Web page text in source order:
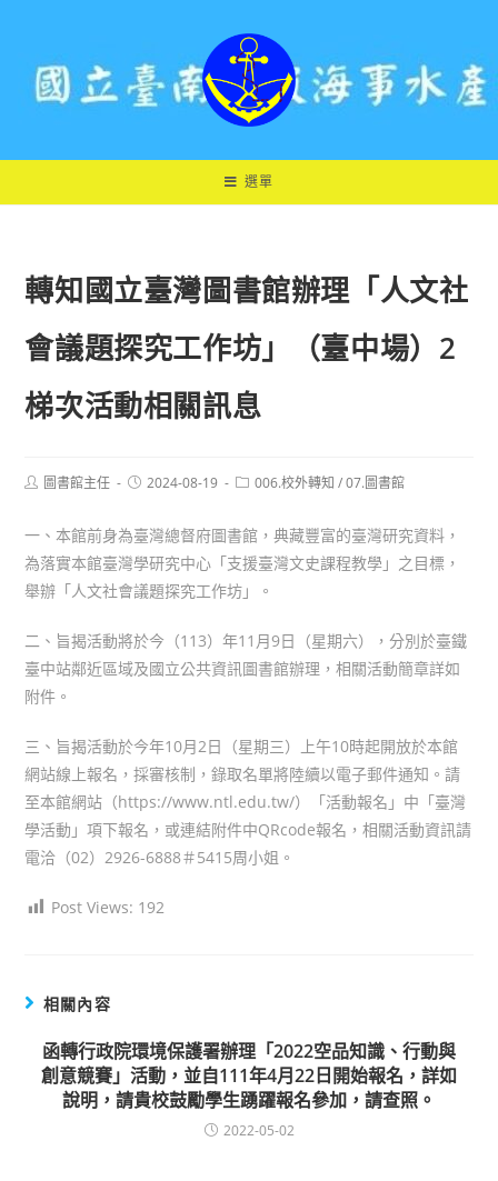
選單
轉知國立臺灣圖書館辦理「人文社
會議題探究工作坊」（臺中場）2
梯次活動相關訊息
Post圖書館主任
Post2024-08-19
Post006.校外轉知 / 07.圖書館
一、本館前身為臺灣總督府圖書館，典藏豐富的臺灣研究資料，
為落實本館臺灣學研究中心「支援臺灣文史課程教學」之目標，
舉辦「人文社會議題探究工作坊」。
二、旨揭活動將於今（113）年11月9日（星期六），分別於臺鐵
臺中站鄰近區域及國立公共資訊圖書館辦理，相關活動簡章詳如
附件。
三、旨揭活動於今年10月2日（星期三）上午10時起開放於本館
網站線上報名，採審核制，錄取名單將陸續以電子郵件通知。請
至本館網站（https://www.ntl.edu.tw/）「活動報名」中「臺灣
學活動」項下報名，或連結附件中QRcode報名，相關活動資訊請
電洽（02）2926-6888＃5415周小姐。
Post Views: 192
相關內容
函轉行政院環境保護署辦理「2022空品知識、行動與
創意競賽」活動，並自111年4月22日開始報名，詳如
說明，請貴校鼓勵學生踴躍報名參加，請查照。
2022-05-02